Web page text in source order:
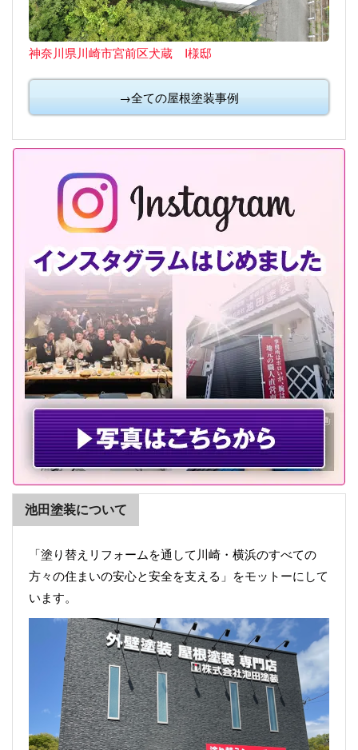
神奈川県川崎市宮前区犬蔵 I様邸
→全ての屋根塗装事例
池田塗装について
「塗り替えリフォームを通して川崎・横浜のすべての
方々の住まいの安心と安全を支える」をモットーにして
います。